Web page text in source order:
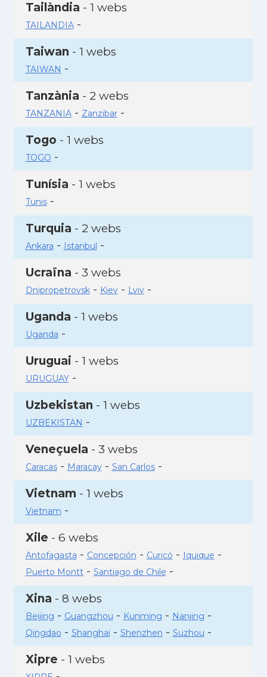
Tailàndia - 1 webs
TAILANDIA-
Taiwan - 1 webs
TAIWAN -
Tanzània - 2 webs
TANZANIA- Zanzibar-
Togo - 1 webs
TOGO -
Tunísia - 1 webs
Tunis-
Turquia - 2 webs
Ankara - Istanbul -
Ucraïna - 3 webs
Dnipropetrovsk- Kiev- Lviv-
Uganda - 1 webs
Uganda -
Uruguai - 1 webs
URUGUAY-
Uzbekistan - 1 webs
UZBEKISTAN -
Veneçuela - 3 webs
Caracas- Maracay- San Carlos-
Vietnam - 1 webs
Vietnam -
Xile - 6 webs
Antofagasta - Concepción - Curicó - Iquique -
Puerto Montt- Santiago de Chile -
Xina - 8 webs
Beijing - Guangzhou - Kunming - Nanjing -
Qingdao - Shanghai - Shenzhen - Suzhou -
Xipre - 1 webs